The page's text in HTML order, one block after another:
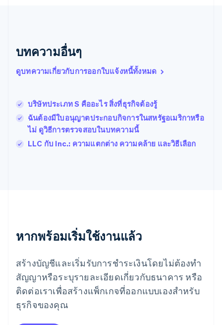
บทความอื่นๆ
ดูบทความเกี่ยวกับการออกใบแจ้งหนี้ทั้งหมด
บริษัทประเภท S คืออะไร สิ่งที่ธุรกิจต้องรู้
ฉันต้องมีใบอนุญาตประกอบกิจการในสหรัฐอเมริกาหรือ
ไม่ ดูวิธีการตรวจสอบในบทความนี้
LLC กับ Inc.: ความแตกต่าง ความคล้าย และวิธีเลือก
หากพร้อมเริ่มใช้งานแล้ว
สร้างบัญชีและเริ่มรับการชำระเงินโดยไม่ต้องทำ
สัญญาหรือระบุรายละเอียดเกี่ยวกับธนาคาร หรือ
ติดต่อเราเพื่อสร้างแพ็กเกจที่ออกแบบเองสำหรับ
ธุรกิจของคุณ
โปแลนด์
English
ฝรั่งเศส
English
มอลตา
English
มาเลเซีย
เม็กซิโก
ลักเซมเบิร์ก
Français Deutsch English
English
ลิกเตนสไตน์
DeutschEnglish
ลิทัวเนีย
English
สเปน